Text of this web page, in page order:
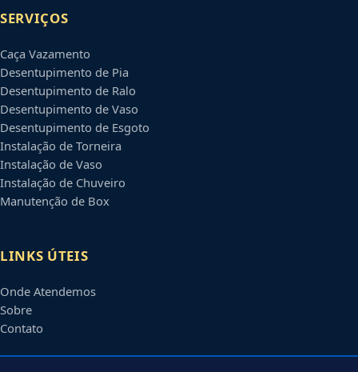
SERVIÇOS
Caça Vazamento
Desentupimento de Pia
Desentupimento de Ralo
Desentupimento de Vaso
Desentupimento de Esgoto
Instalação de Torneira
Instalação de Vaso
Instalação de Chuveiro
Manutenção de Box
LINKS ÚTEIS
Onde Atendemos
Sobre
Contato